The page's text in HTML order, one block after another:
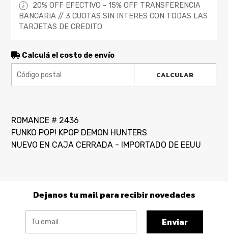
20% OFF EFECTIVO - 15% OFF TRANSFERENCIA
BANCARIA // 3 CUOTAS SIN INTERES CON TODAS LAS
TARJETAS DE CREDITO
Calculá el costo de envío
CALCULAR
ROMANCE # 2436
FUNKO POP! KPOP DEMON HUNTERS
NUEVO EN CAJA CERRADA - IMPORTADO DE EEUU
Dejanos tu mail para recibir novedades
Enviar